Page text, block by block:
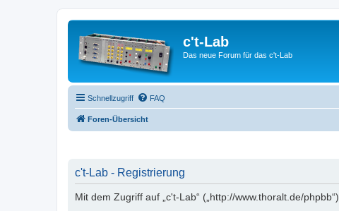
c't-Lab
Das neue Forum für das c't-Lab
Schnellzugriff FAQ
Foren-Übersicht
c't-Lab - Registrierung
Mit dem Zugriff auf „c't-Lab“ („http://www.thoralt.de/